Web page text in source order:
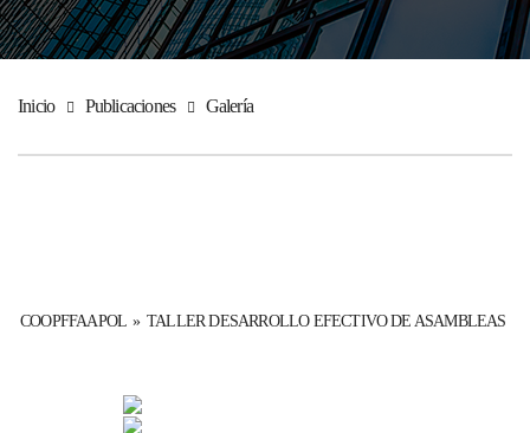
Inicio Publicaciones Galería
COOPFFAAPOL » TALLER DESARROLLO EFECTIVO DE ASAMBLEAS